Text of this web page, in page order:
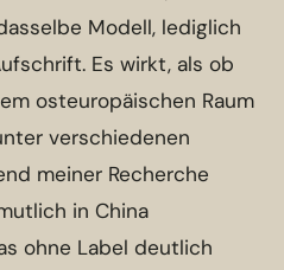
Modell, lediglich
Es wirkt, als ob
osteuropäischen Raum
verschiedenen
meiner Recherche
in China
ohne Label deutlich